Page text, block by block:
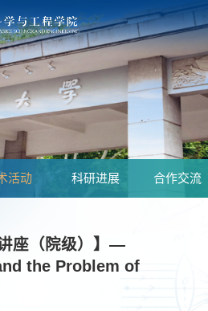
活动 科研进展 合作交流
座（院级）】—
the Problem of